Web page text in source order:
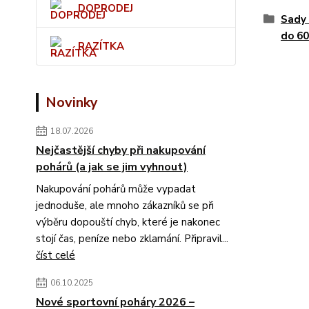
DOPRODEJ
RAZÍTKA
Novinky
18.07.2026
Nejčastější chyby při nakupování
pohárů (a jak se jim vyhnout)
Nakupování pohárů může vypadat
jednoduše, ale mnoho zákazníků se při
výběru dopouští chyb, které je nakonec
stojí čas, peníze nebo zklamání. Připravil...
číst celé
06.10.2025
Nové sportovní poháry 2026 –
do